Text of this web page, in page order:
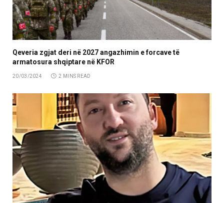
Qeveria zgjat deri në 2027 angazhimin e forcave të
armatosura shqiptare në KFOR
20/03/2024 2 MINS READ